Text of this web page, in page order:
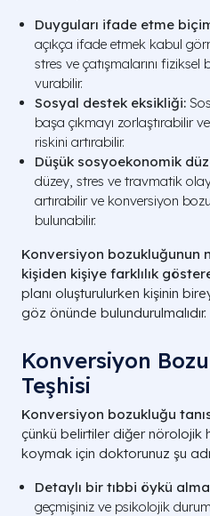
Duyguları ifade etme
açıkça ifade etmek kabul
stres ve çatışmalarını fiziksel
vurabilir.
Sosyal destek eksikliği:
başa çıkmayı zorlaştırabilir
riskini artırabilir.
Düşük sosyoekonomik
düzey, stres ve travmatik
artırabilir ve konversiyon
bulunabilir.
Konversiyon bozukluğunun
kişiden kişiye farklılık
planı oluşturulurken kişinin
göz önünde bulundurulmalıdır.
Konversiyon
Teşhisi
Konversiyon bozukluğu
çünkü belirtiler diğer nörolojik
koymak için doktorunuz şu
Detaylı bir tıbbi öykü
geçmişiniz ve psikolojik